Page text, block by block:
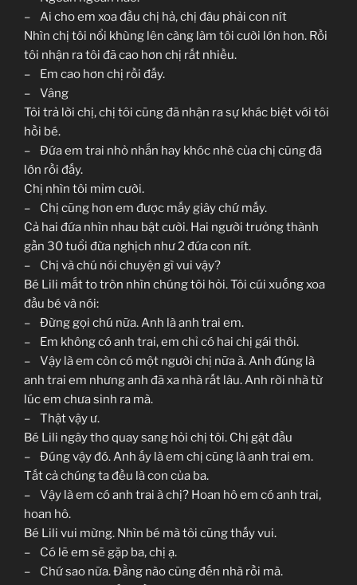
– Ai cho em xoa đầu chị hả, chị đâu phải con nít
Nhìn chị tôi nổi khùng lên càng làm tôi cười lớn hơn. Rồi
tôi nhận ra tôi đã cao hơn chị rất nhiều.
– Em cao hơn chị rồi đấy.
– Vâng
Tôi trả lời chị, chị tôi cũng đã nhận ra sự khác biệt với tôi
hồi bé.
– Đứa em trai nhỏ nhắn hay khóc nhè của chị cũng đã
lớn rồi đấy.
Chị nhìn tôi mỉm cười.
– Chị cũng hơn em được mấy giây chứ mấy.
Cả hai đứa nhìn nhau bật cười. Hai người trưởng thành
gần 30 tuổi đừa nghịch như 2 đứa con nít.
– Chị và chú nói chuyện gì vui vậy?
Bé Lili mắt to tròn nhìn chúng tôi hỏi. Tôi cúi xuống xoa
đầu bé và nói:
– Đừng gọi chú nữa. Anh là anh trai em.
– Em không có anh trai, em chỉ có hai chị gái thôi.
– Vậy là em còn có một người chị nữa à. Anh đúng là
anh trai em nhưng anh đã xa nhà rất lâu. Anh rời nhà từ
lúc em chưa sinh ra mà.
– Thật vậy ư.
Bé Lili ngây thơ quay sang hỏi chị tôi. Chị gật đầu
– Đúng vậy đó. Anh ấy là em chị cũng là anh trai em.
Tất cả chúng ta đều là con của ba.
– Vậy là em có anh trai à chị? Hoan hô em có anh trai,
hoan hô.
Bé Lili vui mừng. Nhìn bé mà tôi cũng thấy vui.
– Có lẽ em sẽ gặp ba, chị ạ.
– Chứ sao nữa. Đằng nào cũng đến nhà rồi mà.